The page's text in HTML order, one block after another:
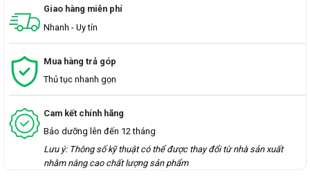
Giao hàng miễn phí
Nhanh - Uy tín
Mua hàng trả góp
Thủ tục nhanh gọn
Cam kết chính hãng
Bảo dưỡng lên đến 12 tháng
Lưu ý: Thông số kỹ thuật có thể được thay đổi từ nhà sản xuất
nhằm nâng cao chất lượng sản phẩm